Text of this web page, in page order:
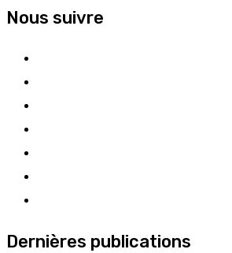
Nous suivre
Dernières publications